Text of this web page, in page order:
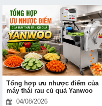
chi phí đầu tư.
Tổng hợp ưu nhược điểm của
máy thái rau củ quả Yanwoo
04/08/2026